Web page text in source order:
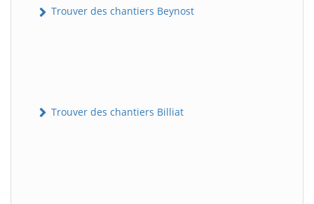
Trouver des chantiers Beynost
Trouver des chantiers Billiat